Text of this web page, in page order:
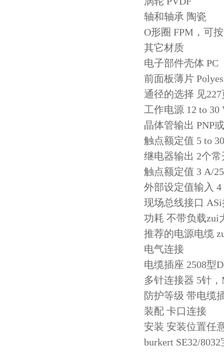
轴和轴承 陶瓷
O形圈 FPM，可
其它材质
电子部件壳体 PC
前面板薄片
通径的选择 见
工作电源 12 to
晶体管输出 PNP
触点额定值 5 to
继电器输出 2个
触点额定值 3 A/
外部设定值输入 4
现场总线接口
功耗 不带负载zui
推荐的电源电缆
电气连接
电缆插座 2508型
多针连接器 5针，
防护等级 带电缆
装配 卡口连接
安装 安装位置任
burkert SE32/8032